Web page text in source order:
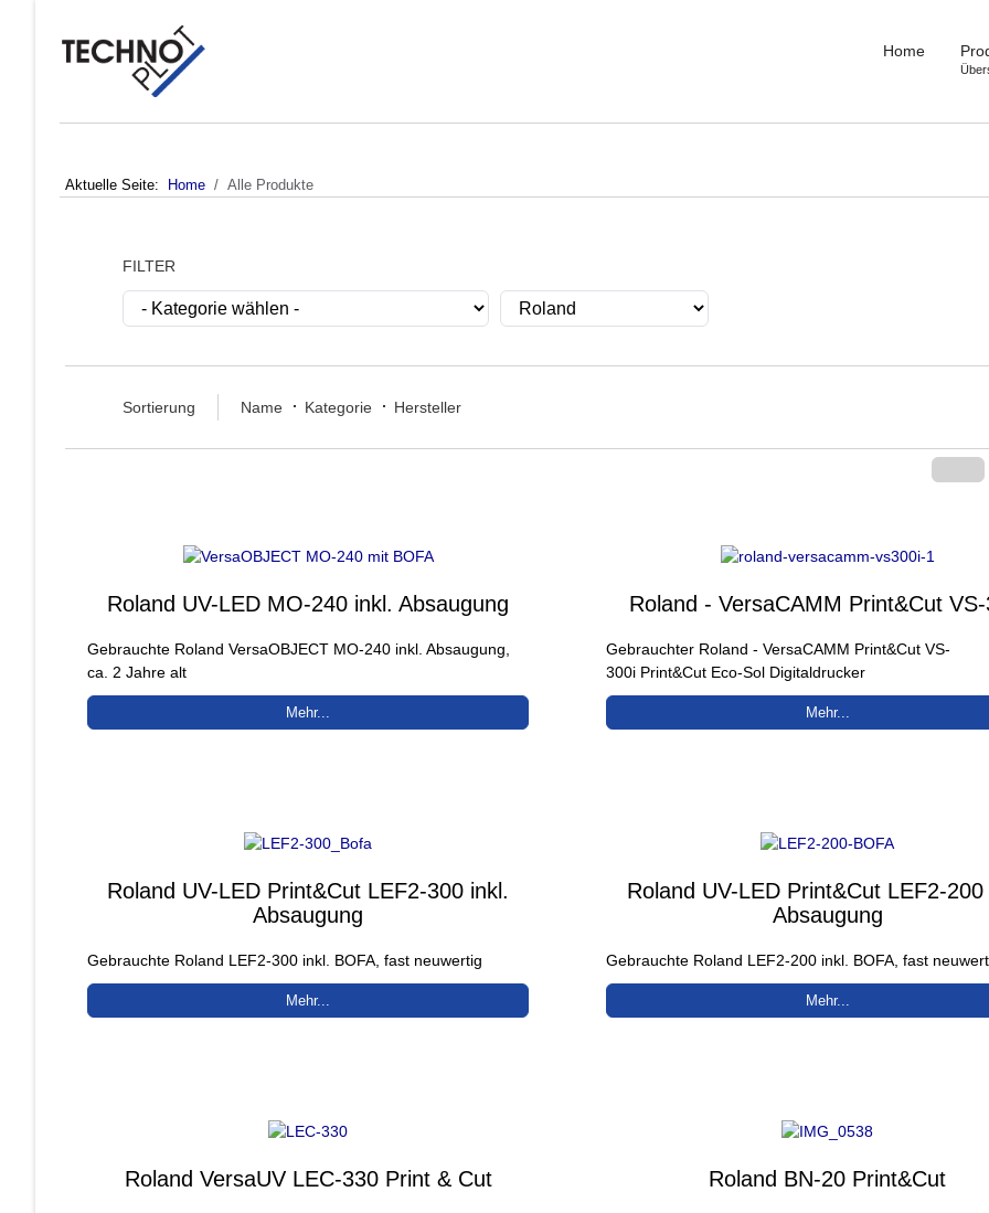
Home
Aktuelle Seite: Home Alle Produkte
FILTER
Sortierung Name Kategorie Hersteller
Roland UV-LED MO-240 inkl. Absaugung
Gebrauchte Roland VersaOBJECT MO-240 inkl. Absaugung,
ca. 2 Jahre alt
Mehr...
Roland - VersaCAMM Print&Cut
Gebrauchter Roland - VersaCAMM Print&Cut VS-
300i Print&Cut Eco-Sol Digitaldrucker
Mehr...
Roland UV-LED Print&Cut LEF2-300 inkl.
Absaugung
Gebrauchte Roland LEF2-300 inkl. BOFA, fast neuwertig
Mehr...
Roland UV-LED Print&Cut LEF2-200
Absaugung
Gebrauchte Roland LEF2-200 inkl. BOFA, fast
Mehr...
Roland VersaUV LEC-330 Print & Cut Roland BN-20 Print&Cut